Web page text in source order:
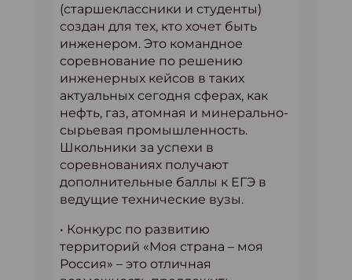
(старшеклассники и студенты)
создан для тех, кто хочет быть
инженером. Это командное
соревнование по решению
инженерных кейсов в таких
актуальных сегодня сферах, как
нефть, газ, атомная и минерально-
сырьевая промышленность.
Школьники за успехи в
соревнованиях получают
дополнительные баллы к ЕГЭ в
ведущие технические вузы.
• Конкурс по развитию
территорий «Моя страна – моя
Россия» – это отличная